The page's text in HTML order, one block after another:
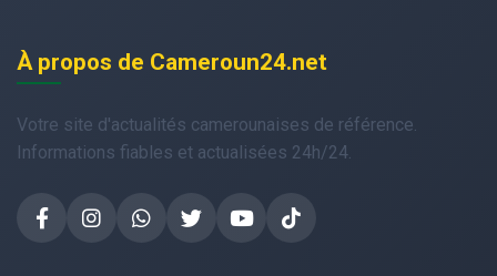
À propos de Cameroun24.net
Votre site d'actualités camerounaises de référence.
Informations fiables et actualisées 24h/24.